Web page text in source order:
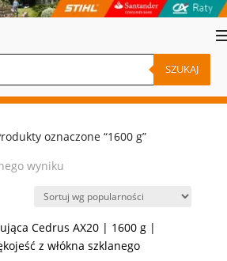
SZUKAJ
oznaczone “1600 g”
wyniku